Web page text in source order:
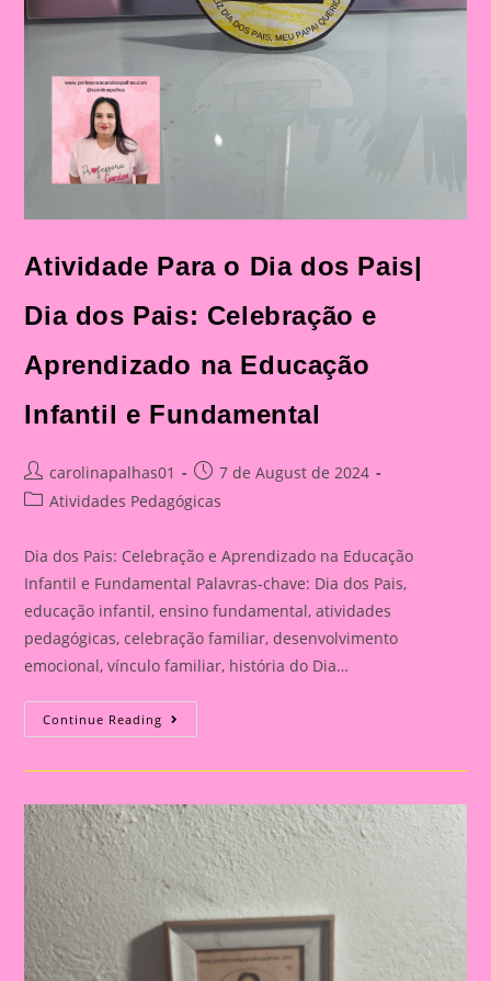
Atividade Para o Dia dos Pais|
Dia dos Pais: Celebração e
Aprendizado na Educação
Infantil e Fundamental
Post
author:
carolinapalhas01
Post
published:
7 de August de 2024
PostAtividades Pedagógicas
Dia dos Pais: Celebração e Aprendizado na Educação
Infantil e Fundamental Palavras-chave: Dia dos Pais,
educação infantil, ensino fundamental, atividades
pedagógicas, celebração familiar, desenvolvimento
emocional, vínculo familiar, história do Dia…
Continue Reading Atividade
Para
Dia
Dia
Dos
Pais:
Celebração
E
Aprendizado
Na
Educação
Infantil
E
Fundamental